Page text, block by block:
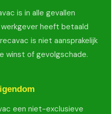
is in alle gevallen
heeft betaald
is niet aansprakelijk
winst of gevolgschade.
een niet-exclusieve